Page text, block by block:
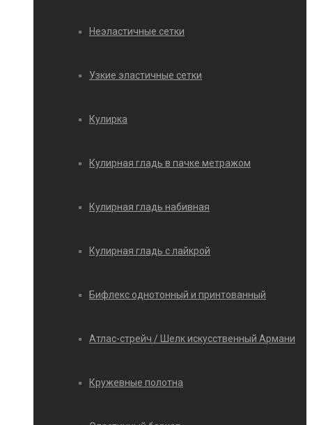
Неэластичные сетки
Узкие эластичные сетки
Кулирка
Кулирная гладь в пачке метражом
Кулирная гладь набивная
Кулирная гладь с лайкрой
Бифлекс однотонный и принтованный
Атлас-стрейч / Шелк искусственный Армани
Кружевные полотна